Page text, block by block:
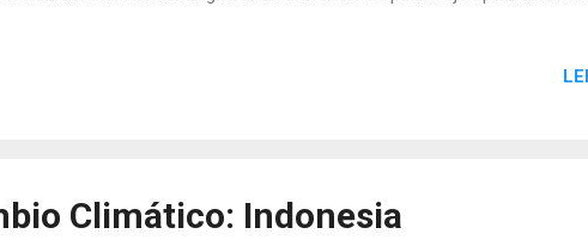
más petróleo. Materiales que podrían ser utilizados para construir
Climático: Indonesia